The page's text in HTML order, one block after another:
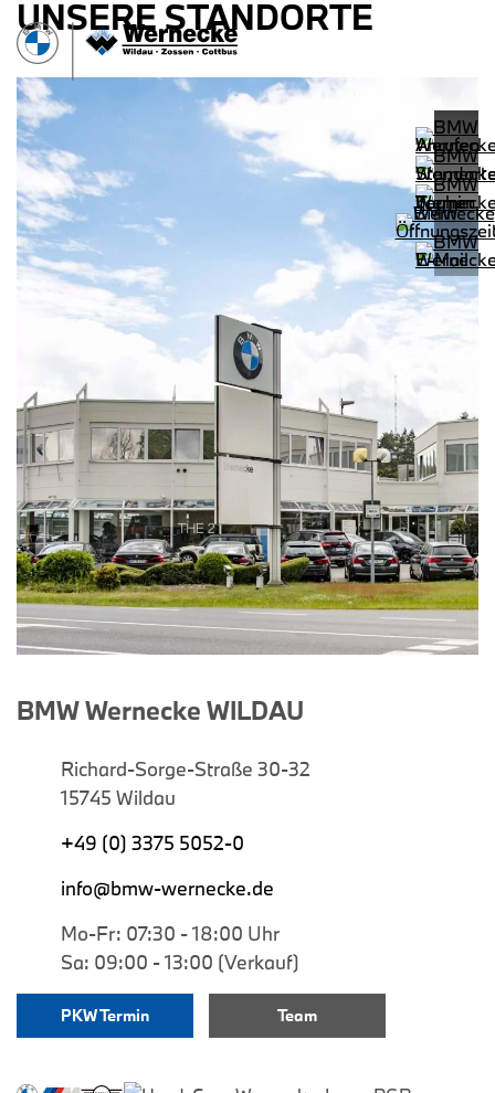
UNSERE STANDORTE
BMW Wernecke WILDAU
Richard-Sorge-Straße 30-32
15745 Wildau
+49 (0) 3375 5052-0
info@bmw-wernecke.de
Mo-Fr: 07:30 - 18:00 Uhr
Sa: 09:00 - 13:00 (Verkauf)
PKW Termin Team